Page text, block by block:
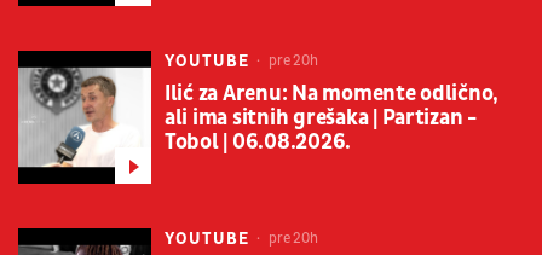
YOUTUBE pre 20h
Ilić za Arenu: Na momente odlično,
ali ima sitnih grešaka | Partizan -
Tobol | 06.08.2026.
YOUTUBE pre 20h